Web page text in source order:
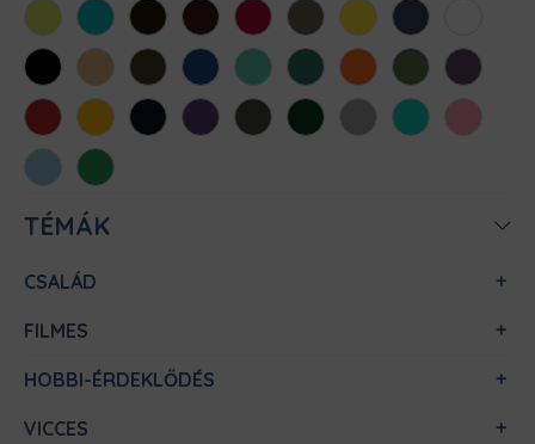
AlmazöldAtollkékBarnaBordóChili Cink Citromsárga
Denim
FeketeHomokKhaki KirálykékMentaMéregzöld
NarancsOliva Padlizsán
Piros SárgaSötétkékSötétlilaSötétszürke
SötétzöldSportszürke
Türkiz
Világos
rózsaszín
Világoskék
Zöld
TÉMÁK
CSALÁD
FILMES
HOBBI-ÉRDEKLŐDÉS
VICCES